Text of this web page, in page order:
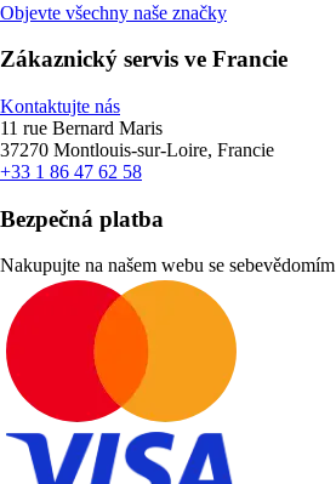
Objevte všechny naše značky
Zákaznický servis ve Francie
Kontaktujte nás
11 rue Bernard Maris
37270 Montlouis-sur-Loire, Francie
+33 1 86 47 62 58
Bezpečná platba
Nakupujte na našem webu se sebevědomím